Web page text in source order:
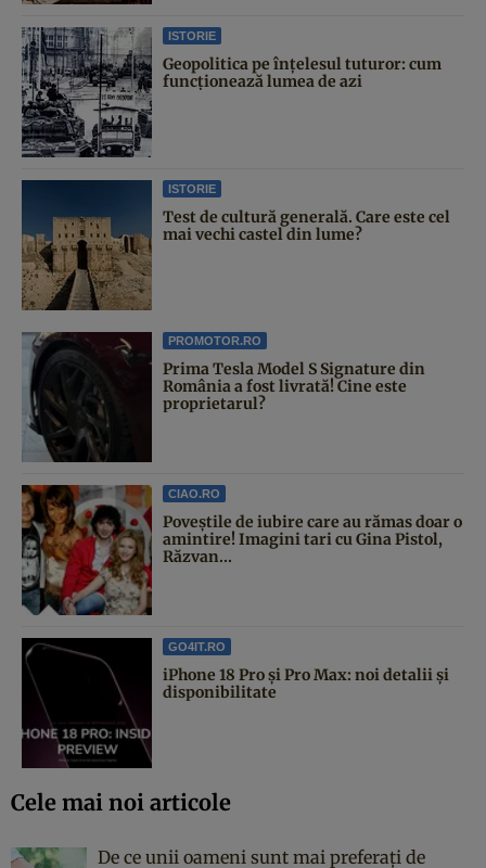
ISTORIE
Geopolitica pe înțelesul tuturor: cum
funcționează lumea de azi
ISTORIE
Test de cultură generală. Care este cel
mai vechi castel din lume?
PROMOTOR.RO
Prima Tesla Model S Signature din
România a fost livrată! Cine este
proprietarul?
CIAO.RO
Poveştile de iubire care au rămas doar o
amintire! Imagini tari cu Gina Pistol,
Răzvan...
GO4IT.RO
iPhone 18 Pro și Pro Max: noi detalii și
disponibilitate
Cele mai noi articole
De ce unii oameni sunt mai preferați de